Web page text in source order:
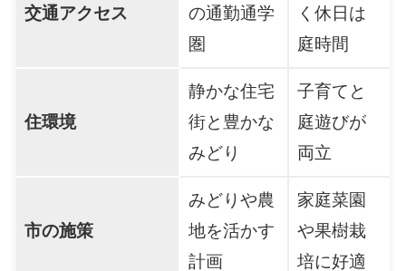
交通アクセス
の通勤通学
圏
く休日は
庭時間
住環境
静かな住宅
街と豊かな
みどり
子育てと
庭遊びが
両立
市の施策
みどりや農
地を活かす
計画
家庭菜園
や果樹栽
培に好適